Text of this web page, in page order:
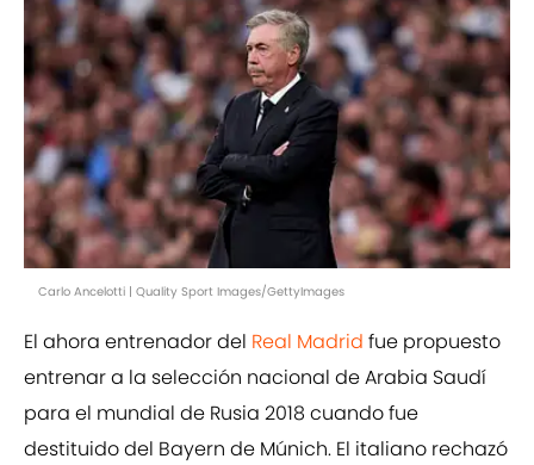
Carlo Ancelotti | Quality Sport Images/GettyImages
El ahora entrenador del Real Madrid fue propuesto
entrenar a la selección nacional de Arabia Saudí
para el mundial de Rusia 2018 cuando fue
destituido del Bayern de Múnich. El italiano rechazó